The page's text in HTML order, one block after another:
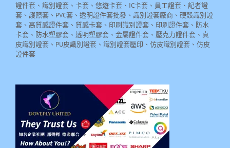
證件套、識別證套、卡套、悠遊卡套、IC卡套、員工證套、記者證
套、護照套、PVC套、透明證件套批發、識別證套廠商、硬殼識別證
套、高質感證件套、質感卡套、印刷識別證套、印刷證件套、防水
卡套、防水塑膠套、透明塑膠套、金屬證件套、壓克力證件套、真
皮識別證套、PU皮識別證套、識別證套壓印、仿皮識別證套、仿皮
證件套